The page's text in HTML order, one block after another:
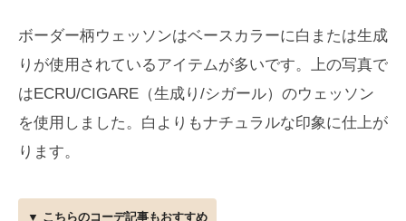
ボーダー柄ウェッソンはベースカラーに白または生成
りが使用されているアイテムが多いです。上の写真で
はECRU/CIGARE（生成り/シガール）のウェッソン
を使用しました。白よりもナチュラルな印象に仕上が
ります。
▼ こちらのコーデ記事もおすすめ